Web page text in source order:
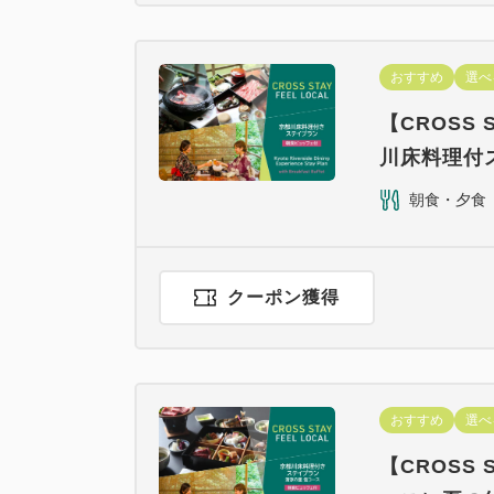
おすすめ 選
【CROSS
川床料理付
朝食・夕食
クーポン獲得
おすすめ 選
【CROSS